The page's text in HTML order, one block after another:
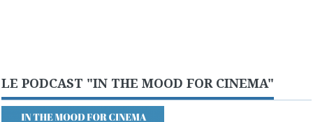
LE PODCAST "IN THE MOOD FOR CINEMA"